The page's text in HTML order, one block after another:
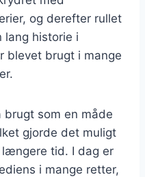
og derefter rullet
lang historie i
blevet brugt i mange
som en måde
gjorde det muligt
tid. I dag er
i mange retter,